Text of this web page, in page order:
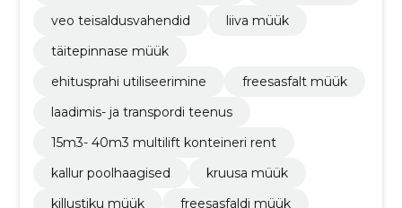
veo teisaldusvahendid
liiva müük
täitepinnase müük
ehitusprahi utiliseerimine
freesasfalt müük
laadimis- ja transpordi teenus
15m3- 40m3 multilift konteineri rent
kallur poolhaagised
kruusa müük
killustiku müük
freesasfaldi müük